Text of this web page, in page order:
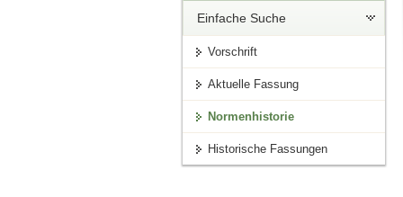
Einfache Suche
Vorschrift
Aktuelle Fassung
Normenhistorie
Historische Fassungen